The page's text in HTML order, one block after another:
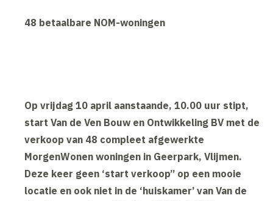
48 betaalbare NOM-woningen
Op vrijdag 10 april aanstaande, 10.00 uur stipt,
start Van de Ven Bouw en Ontwikkeling BV met de
verkoop van 48 compleet afgewerkte
MorgenWonen woningen in Geerpark, Vlijmen.
Deze keer geen ‘start verkoop” op een mooie
locatie en ook niet in de ‘huiskamer’ van Van de